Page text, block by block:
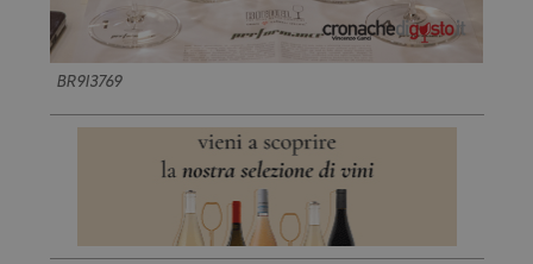
BR9I3769